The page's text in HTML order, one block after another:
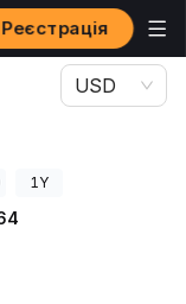
Реєстрація
USD
1Y